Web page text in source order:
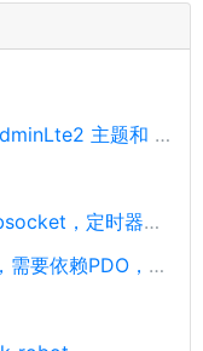
EasydoAdmin基于 Bootstrap 的 AdminLte2 主题和 Yii2 框架开发
swoole 的 Yii扩展，支持 tcp，websocket，定时器，udp
PHP、MySQL分库分表的类库插件，需要依赖PDO，PHP分库分表，支持协程